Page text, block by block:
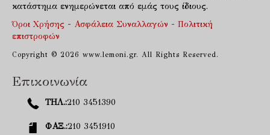
κατάστημα ενημερώνεται από εμάς τους ίδιους.
Όροι Χρήσης - Ασφάλεια Συναλλαγών - Πολιτική
επιστροφών
Copyright © 2026 www.lemoni.gr. All Rights Reserved.
Επικοινωνία
ΤΗΛ.:210 3451390
ΦΑΞ.:210 3451910